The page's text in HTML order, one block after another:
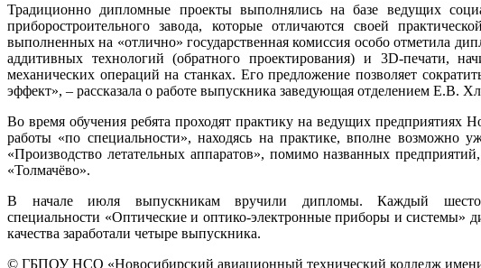
Традиционно дипломные проекты выполнялись на базе ведущих
приборостроительного завода, которые отличаются своей
выполненных на «отлично» государственная комиссия особо отметила
аддитивных технологий (обратного проектирования) и 3D-печати,
механических операций на станках. Его предложение позволяет
эффект», – рассказала о работе выпускника заведующая отделением Е.В.
Во время обучения ребята проходят практику на ведущих предприятиях
работы «по специальности», находясь на практике, вполне
«Производство летательных аппаратов», помимо названных
«Толмачёво».
В начале июля выпускникам вручили дипломы. Каждый шестой
специальности «Оптические и оптико-электронные приборы и системы»
качества заработали четыре выпускника.
© ГБПОУ НСО «Новосибирский авиационный технический колледж